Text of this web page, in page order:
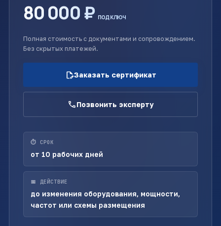
80 000 ₽ под ключ
Полная стоимость с документами и сопровождением.
Без скрытых платежей.
edit_documentЗаказать сертификат
callПозвонить эксперту
⏱ СРОК
от 10 рабочих дней
📅 ДЕЙСТВИЕ
до изменения оборудования, мощности,
частот или схемы размещения